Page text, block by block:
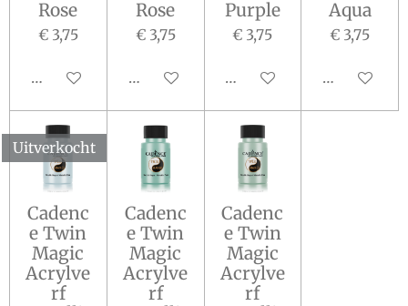
Rose
€ 3,75
Houd mij op de hoogte
Rose
€ 3,75
In winkelwagen
Purple
€ 3,75
Houd mij op de hoogte
Aqua
€ 3,75
Houd mij
Uitverkocht
Cadenc
e Twin
Magic
Acrylve
rf
Cadenc
e Twin
Magic
Acrylve
rf
Cadenc
e Twin
Magic
Acrylve
rf